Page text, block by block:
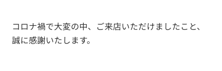
コロナ禍で大変の中、ご来店いただけましたこと、
誠に感謝いたします。